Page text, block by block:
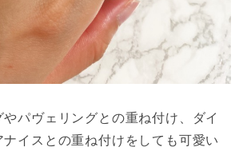
パヴェリングとの重ね付け、ダイ
イスとの重ね付けをしても可愛い